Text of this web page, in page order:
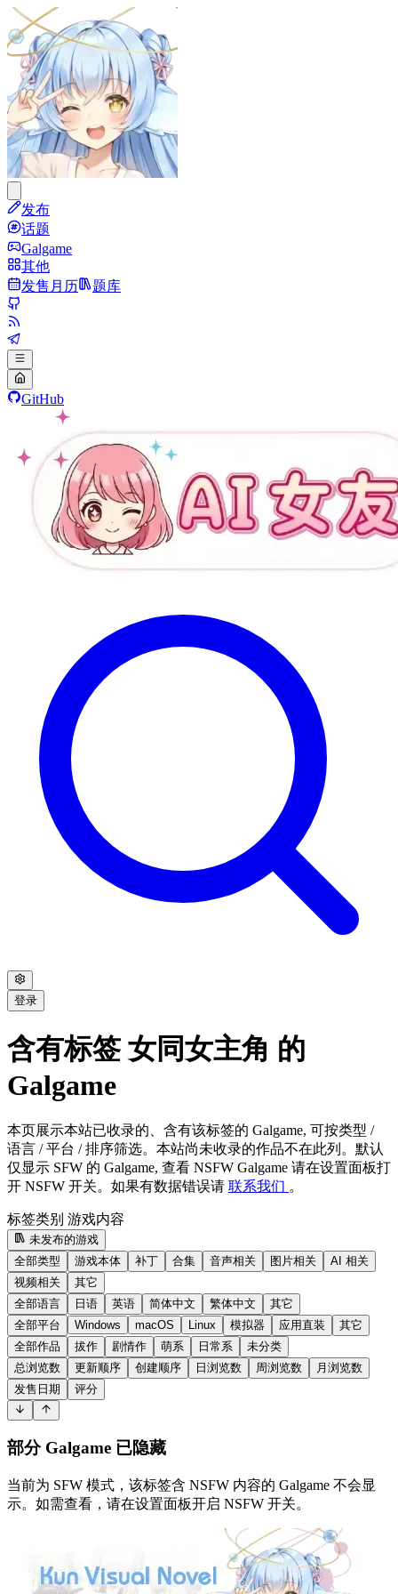
发布
话题
Galgame
其他
发售月历
题库
GitHub
登录
含有标签 女同女主角 的
Galgame
本页展示本站已收录的、含有该标签的 Galgame, 可按类型 /
语言 / 平台 / 排序筛选。本站尚未收录的作品不在此列。默认
仅显示 SFW 的 Galgame, 查看 NSFW Galgame 请在设置面板打
开 NSFW 开关。如果有数据错误请 联系我们 。
标签类别 游戏内容
未发布的游戏
全部类型
游戏本体 补丁 合集 音声相关 图片相关
AI 相关
视频相关
其它
全部语言
日语 英语 简体中文 繁体中文
其它
全部平台
Windows macOS Linux 模拟器 应用直装
其它
全部作品
拔作 剧情作 萌系 日常系
未分类
总浏览数
更新顺序 创建顺序 日浏览数 周浏览数
月浏览数
发售日期
评分
部分 Galgame 已隐藏
当前为 SFW 模式，该标签含 NSFW 内容的 Galgame 不会显
示。如需查看，请在设置面板开启 NSFW 开关。